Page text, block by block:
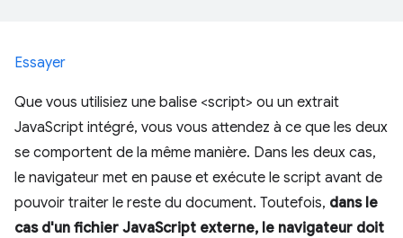
Essayer
Que vous utilisiez une balise <script> ou un extrait
JavaScript intégré, vous vous attendez à ce que les deux
se comportent de la même manière. Dans les deux cas,
le navigateur met en pause et exécute le script avant de
pouvoir traiter le reste du document. Toutefois, dans le
cas d'un fichier JavaScript externe, le navigateur doit